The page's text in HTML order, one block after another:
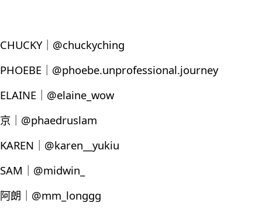
CHUCKY｜@chuckyching
PHOEBE｜@phoebe.unprofessional.journey
ELAINE｜@elaine_wow
京｜@phaedruslam
KAREN｜@karen__yukiu
SAM｜@midwin_
阿朗｜@mm_longgg